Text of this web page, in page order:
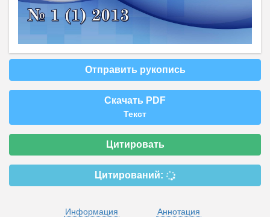
Отправить рукопись
Скачать PDF
Текст
Цитировать
Цитирований:
Информация
Аннотация